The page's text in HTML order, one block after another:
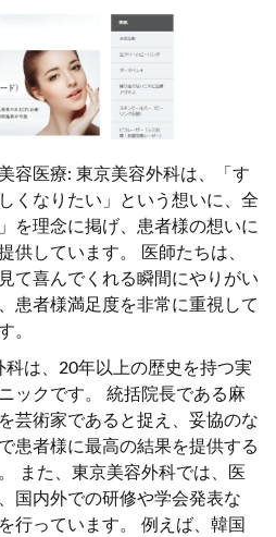
容医療: 東京美容外科は、「す
くなりたい」という想いに、全
を理念に掲げ、患者様の想いに
供しています。 医師たちは、
て喜んでくれる瞬間にやりがい
患者様満足度を非常に重視して
。
科は、20年以上の歴史を持つ実
ックです。 統括院長である麻
芸術家であると捉え、妥協のな
患者様に最高の結果を提供する
また、東京美容外科では、医
国内外での研修や学会発表な
行っています。 例えば、韓国